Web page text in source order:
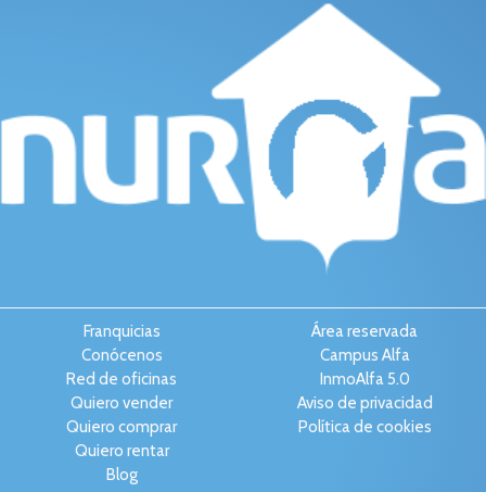
Franquicias
Conócenos
Red de oficinas
Quiero vender
Quiero comprar
Quiero rentar
Blog
Área reservada
Campus Alfa
InmoAlfa 5.0
Aviso de privacidad
Política de cookies